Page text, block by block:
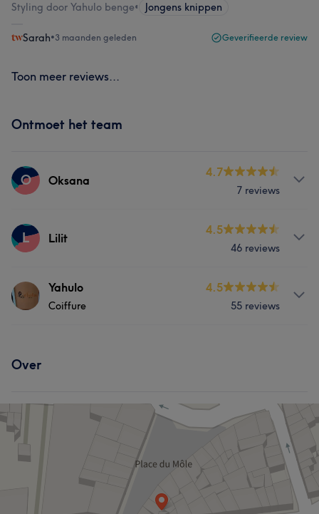
Styling door Yahulo benge• Jongens knippen
Sarah•3 maanden geleden Geverifieerde review
Toon meer reviews...
Ontmoet het team
O Oksana
4.7
7 reviews
Behandelingen
L Lilit
4.5
46 reviews
Behandelingen
Yahulo
Coiffure
4.5
55 reviews
Portfolio
Over